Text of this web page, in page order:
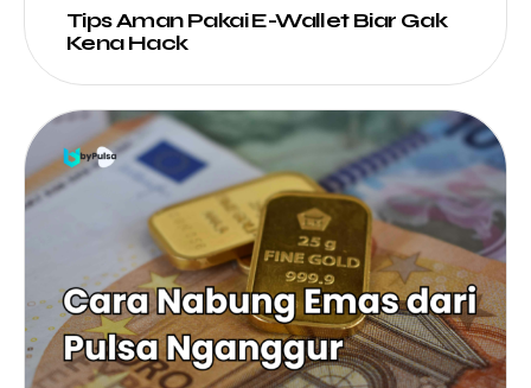
Tips Aman Pakai E-Wallet Biar Gak
Kena Hack